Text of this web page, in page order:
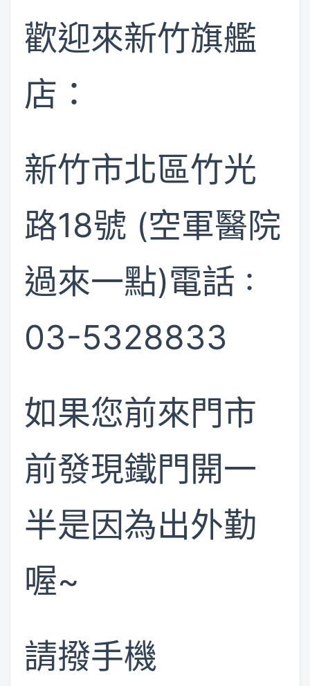
歡迎來新竹旗艦
店：
新竹市北區竹光
路18號 (空軍醫院
過來一點)電話 :
03-5328833
如果您前來門市
前發現鐵門開一
半是因為出外勤
喔~
請撥手機